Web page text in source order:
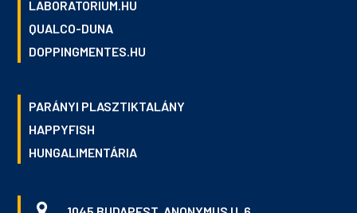
LABORATORIUM.HU
QUALCO-DUNA
DOPPINGMENTES.HU
PARÁNYI PLASZTIKTALÁNY
HAPPYFISH
HUNGALIMENTÁRIA